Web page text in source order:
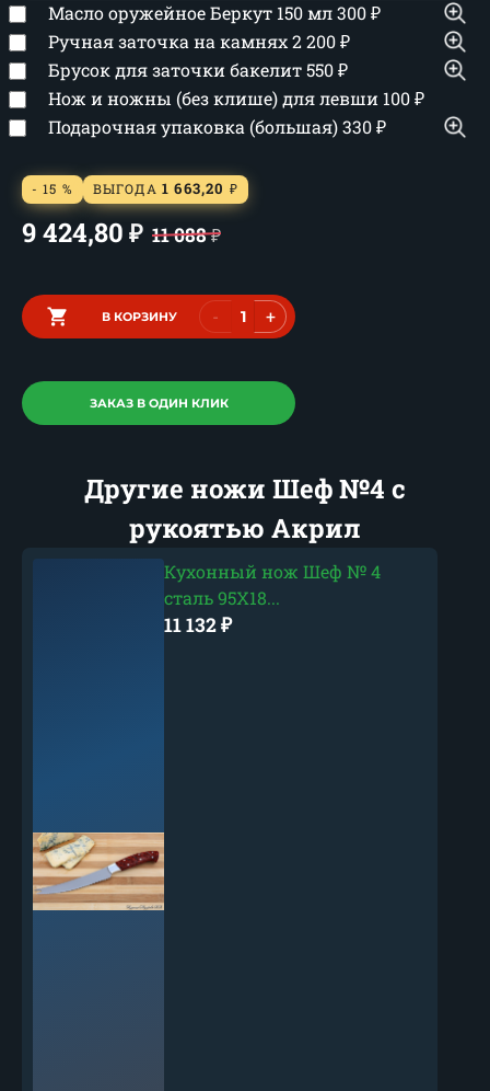
Масло оружейное Беркут 150 мл300₽
Ручная заточка на камнях2 200₽
Брусок для заточки бакелит550₽
Нож и ножны (без клише) для левши 100₽
Подарочная упаковка (большая)330₽
- 15 % ВЫГОДА 1 663,20 ₽
9 424,80 ₽ 11 088₽
В КОРЗИНУ - +
ЗАКАЗ В ОДИН КЛИК
Другие ножи Шеф №4 с
рукоятью Акрил
Кухонный нож Шеф № 4
сталь 95Х18...
11 132₽